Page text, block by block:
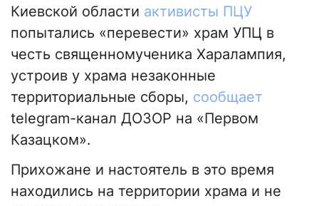
Киевской области активисты ПЦУ
попытались «перевести» храм УПЦ в
честь священномученика Харалампия,
устроив у храма незаконные
территориальные сборы, сообщает
telegram-канал ДОЗОР на «Первом
Казацком».
Прихожане и настоятель в это время
находились на территории храма и не